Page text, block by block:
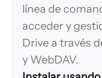
línea de
acceder y
Drive a través
y WebDAV.